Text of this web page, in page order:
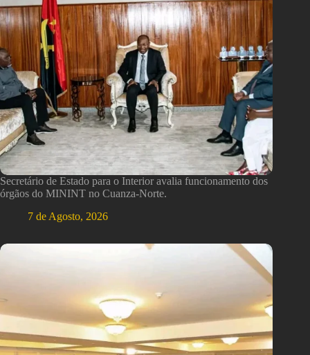
Secretário de Estado para o Interior avalia funcionamento dos
órgãos do MININT no Cuanza-Norte.
7 de Agosto, 2026